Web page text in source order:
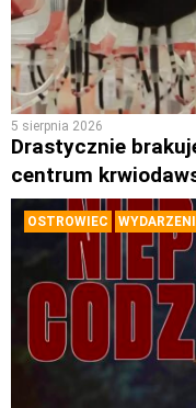
5 sierpnia 2026
Drastycznie
centrum
OSTROWIEC